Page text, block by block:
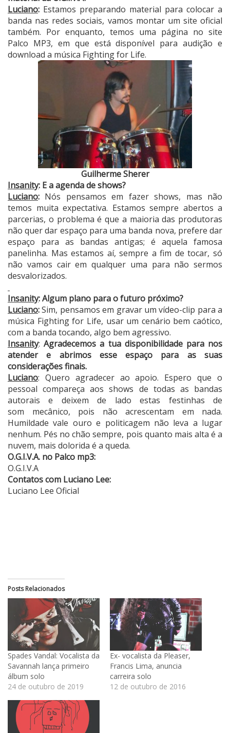
Luciano: Estamos preparando material para colocar a
banda nas redes sociais, vamos montar um site oficial
também. Por enquanto, temos uma página no site
Palco MP3, em que está disponível para audição e
download a música Fighting for Life.
Guilherme Sherer
Insanity: E a agenda de shows?
Luciano: Nós pensamos em fazer shows, mas não
temos muita expectativa. Estamos sempre abertos a
parcerias, o problema é que a maioria das produtoras
não quer dar espaço para uma banda nova, prefere dar
espaço para as bandas antigas; é aquela famosa
panelinha. Mas estamos aí, sempre a fim de tocar, só
não vamos cair em qualquer uma para não sermos
desvalorizados.
Insanity: Algum plano para o futuro próximo?
Luciano:Sim, pensamos em gravar um vídeo-clip para a
música Fighting for Life, usar um cenário bem caótico,
com a banda tocando, algo bem agressivo.
Insanity:Agradecemos a tua disponibilidade para nos
atender e abrimos esse espaço para as suas
considerações finais.
Luciano: Quero agradecer ao apoio. Espero que o
pessoal compareça aos shows de todas as bandas
autorais e deixem de lado estas festinhas de
som mecânico, pois não acrescentam em nada.
Humildade vale ouro e politicagem não leva a lugar
nenhum. Pés no chão sempre, pois quanto mais alta é a
nuvem, mais dolorida é a queda.
O.G.I.V.A. no Palco mp3:
O.G.I.V.A
Contatos com Luciano Lee:
Luciano Lee Oficial
Posts Relacionados
Spades Vandal: Vocalista da
Savannah lança primeiro
álbum solo
24 de outubro de 2019
Ex- vocalista da Pleaser,
Francis Lima, anuncia
carreira solo
12 de outubro de 2016